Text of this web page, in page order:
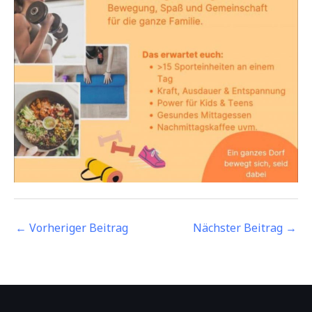
← Vorheriger Beitrag Nächster Beitrag →